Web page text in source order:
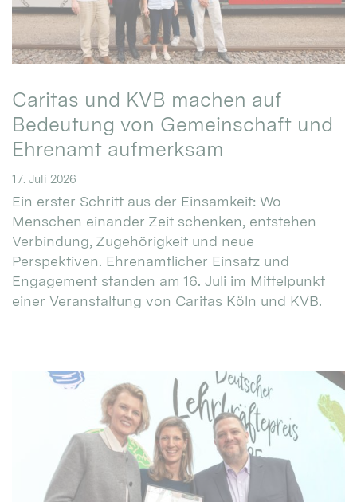
Caritas und KVB machen auf
Bedeutung von Gemeinschaft und
Ehrenamt aufmerksam
17. Juli 2026
Ein erster Schritt aus der Einsamkeit: Wo
Menschen einander Zeit schenken, entstehen
Verbindung, Zugehörigkeit und neue
Perspektiven. Ehrenamtlicher Einsatz und
Engagement standen am 16. Juli im Mittelpunkt
einer Veranstaltung von Caritas Köln und KVB.